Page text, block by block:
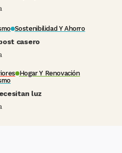
Sostenibilidad Y Ahorro
casero
Hogar Y Renovación
luz